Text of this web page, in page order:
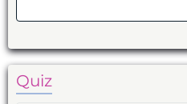
Quiz